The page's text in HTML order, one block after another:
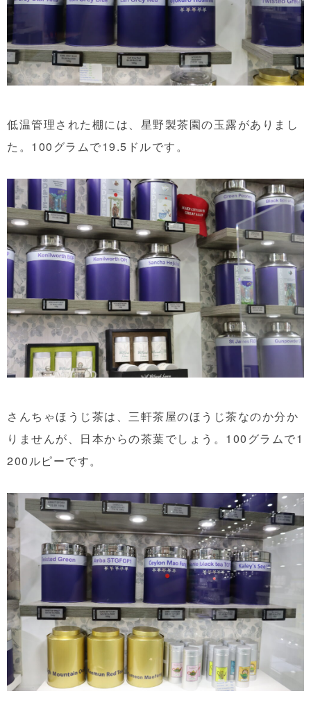
低温管理された棚には、星野製茶園の玉露がありまし
た。100グラムで19.5ドルです。
さんちゃほうじ茶は、三軒茶屋のほうじ茶なのか分か
りませんが、日本からの茶葉でしょう。100グラムで1
200ルピーです。